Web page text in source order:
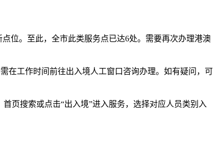
位。至此，全市此类服务点已达6处。需要再次办理港澳
在工作时间前往出入境人工窗口咨询办理。如有疑问，可
页搜索或点击“出入境”进入服务，选择对应人员类别入